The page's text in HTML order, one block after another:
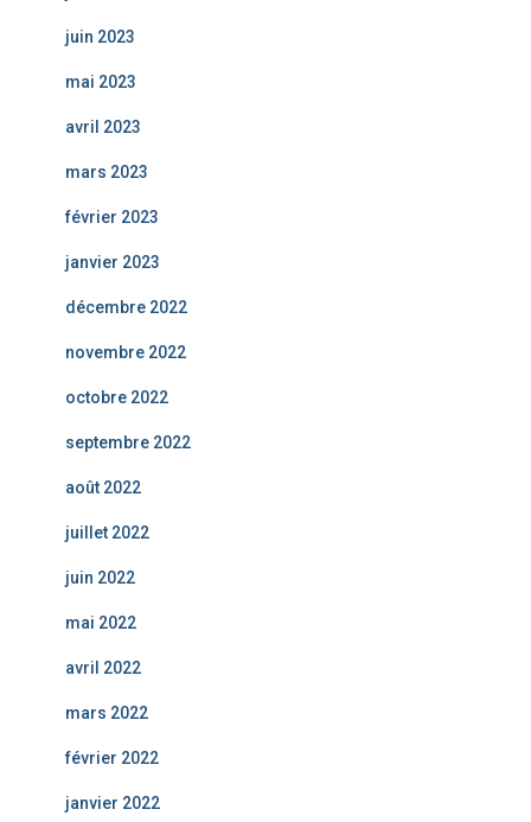
juin 2023
mai 2023
avril 2023
mars 2023
février 2023
janvier 2023
décembre 2022
novembre 2022
octobre 2022
septembre 2022
août 2022
juillet 2022
juin 2022
mai 2022
avril 2022
mars 2022
février 2022
janvier 2022